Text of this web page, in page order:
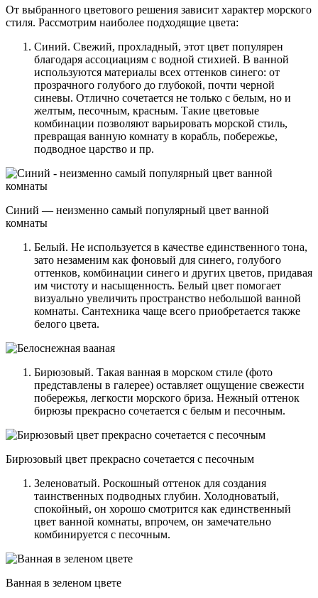
От выбранного цветового решения зависит характер морского
стиля. Рассмотрим наиболее подходящие цвета:
Синий. Свежий, прохладный, этот цвет популярен
благодаря ассоциациям с водной стихией. В ванной
используются материалы всех оттенков синего: от
прозрачного голубого до глубокой, почти черной
синевы. Отлично сочетается не только с белым, но и
желтым, песочным, красным. Такие цветовые
комбинации позволяют варьировать морской стиль,
превращая ванную комнату в корабль, побережье,
подводное царство и пр.
Синий — неизменно самый популярный цвет ванной
комнаты
Белый. Не используется в качестве единственного тона,
зато незаменим как фоновый для синего, голубого
оттенков, комбинации синего и других цветов, придавая
им чистоту и насыщенность. Белый цвет помогает
визуально увеличить пространство небольшой ванной
комнаты. Сантехника чаще всего приобретается также
белого цвета.
Бирюзовый. Такая ванная в морском стиле (фото
представлены в галерее) оставляет ощущение свежести
побережья, легкости морского бриза. Нежный оттенок
бирюзы прекрасно сочетается с белым и песочным.
Бирюзовый цвет прекрасно сочетается с песочным
Зеленоватый. Роскошный оттенок для создания
таинственных подводных глубин. Холодноватый,
спокойный, он хорошо смотрится как единственный
цвет ванной комнаты, впрочем, он замечательно
комбинируется с песочным.
Ванная в зеленом цвете